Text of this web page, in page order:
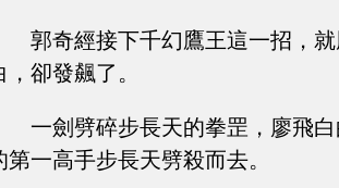
郭奇經接下千幻鷹王這一招，
，卻發飆了。
一劍劈碎步長天的拳罡，廖飛
第一高手步長天劈殺而去。